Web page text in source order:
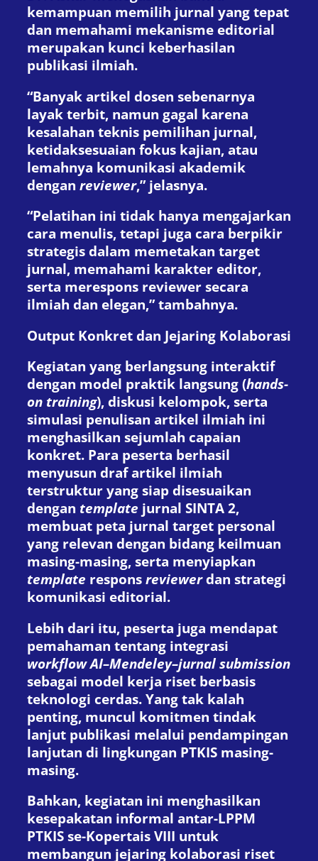
kemampuan memilih jurnal yang tepat
dan memahami mekanisme editorial
merupakan kunci keberhasilan
publikasi ilmiah.
“Banyak artikel dosen sebenarnya
layak terbit, namun gagal karena
kesalahan teknis pemilihan jurnal,
ketidaksesuaian fokus kajian, atau
lemahnya komunikasi akademik
dengan reviewer,” jelasnya.
“Pelatihan ini tidak hanya mengajarkan
cara menulis, tetapi juga cara berpikir
strategis dalam memetakan target
jurnal, memahami karakter editor,
serta merespons reviewer secara
ilmiah dan elegan,” tambahnya.
Output Konkret dan Jejaring Kolaborasi
Kegiatan yang berlangsung interaktif
dengan model praktik langsung (hands-
on training), diskusi kelompok, serta
simulasi penulisan artikel ilmiah ini
menghasilkan sejumlah capaian
konkret. Para peserta berhasil
menyusun draf artikel ilmiah
terstruktur yang siap disesuaikan
dengan template jurnal SINTA 2,
membuat peta jurnal target personal
yang relevan dengan bidang keilmuan
masing-masing, serta menyiapkan
template respons reviewerdan strategi
komunikasi editorial.
Lebih dari itu, peserta juga mendapat
pemahaman tentang integrasi
workflow AI–Mendeley–jurnal submission
sebagai model kerja riset berbasis
teknologi cerdas. Yang tak kalah
penting, muncul komitmen tindak
lanjut publikasi melalui pendampingan
lanjutan di lingkungan PTKIS masing-
masing.
Bahkan, kegiatan ini menghasilkan
kesepakatan informal antar-LPPM
PTKIS se-Kopertais VIII untuk
membangun jejaring kolaborasi riset